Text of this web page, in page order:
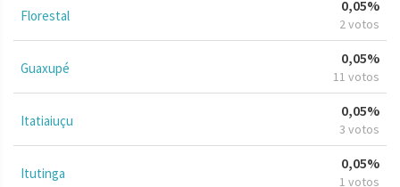
Florestal
0,05%
2 votos
Guaxupé
0,05%
11 votos
Itatiaiuçu
0,05%
3 votos
Itutinga
0,05%
1 votos